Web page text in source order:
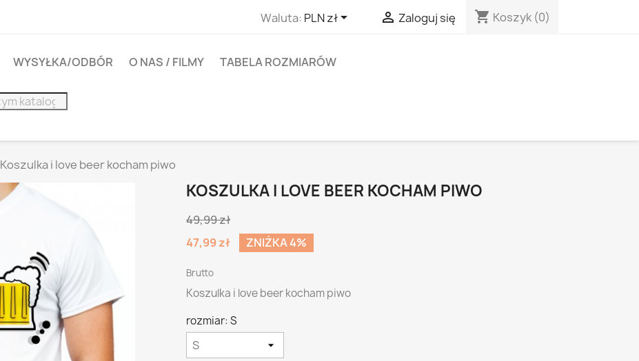
Waluta: PLN zł  Zaloguj się shopping_cart Koszyk (0)
WYSYŁKA/ODBÓR O NAS / FILMY TABELA ROZMIARÓW
Koszulka i love beer kocham piwo
KOSZULKA I LOVE BEER KOCHAM PIWO
49,99 zł
47,99 zł
ZNIŻKA 4%
Brutto
Koszulka i love beer kocham piwo
rozmiar: S